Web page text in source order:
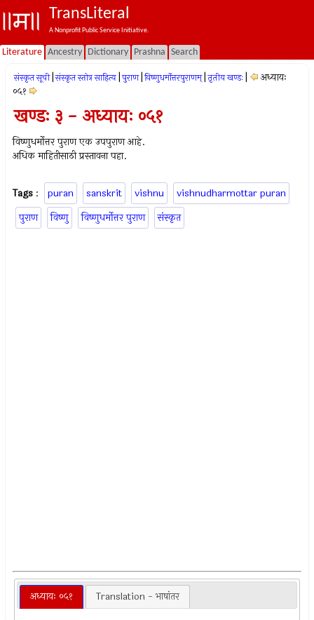
TransLiteral
A Nonprofit Public Service Initiative.
Literature Ancestry Dictionary Prashna Search
संस्कृत सूची संस्कृत स्तोत्र साहित्य पुराण विष्णुधर्मोत्तरपुराणम् तृतीय खण्डः
अध्यायः
०५१
खण्डः ३ - अध्यायः ०५१
विष्णुधर्मोत्तर पुराण एक उपपुराण आहे.
अधिक माहितीसाठी प्रस्तावना पहा.
Tags : puran sanskrit vishnu
vishnudharmottar puran
पुराण
विष्णु विष्णुधर्मोत्तर पुराण संस्कृत
अध्यायः ०५१ Translation - भाषांतर